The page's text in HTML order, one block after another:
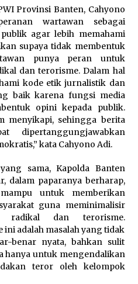
Masyarakat Papua
2026
Kenali Manfaatnya
Pencernaan
2026
PCOS yang Efektif untuk
Kesuburan
2026
Pimpin Prosesi
dan Sertijab Pejabat
Provinsi Banten, Cahyono
wartawan sebagai
agar lebih memahami
supaya tidak membentuk
punya peran untuk
dan terorisme. Dalam hal
kode etik jurnalistik dan
baik karena fungsi media
opini kepada publik.
menyikapi, sehingga berita
dipertanggungjawabkan
kata Cahyono Adi.
sama, Kapolda Banten
dalam paparanya berharap,
untuk memberikan
guna meminimalisir
radikal dan terorisme.
ini adalah masalah yang tidak
benar nyata, bahkan sulit
hanya untuk mengendalikan
teror oleh kelompok